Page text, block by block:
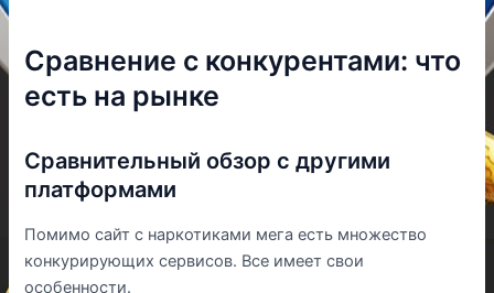
Сравнение с конкурентами: что
есть на рынке
Сравнительный обзор с другими
платформами
Помимо сайт с наркотиками мега есть множество
конкурирующих сервисов. Все имеет свои
особенности.